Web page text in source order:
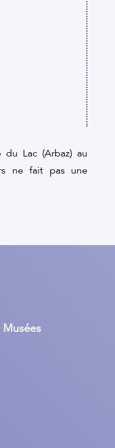
Lac (Arbaz) au
ne fait pas une
Musées